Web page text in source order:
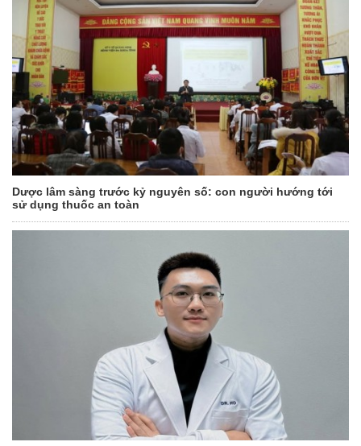
Dược lâm sàng trước kỷ nguyên số: con người hướng tới
sử dụng thuốc an toàn